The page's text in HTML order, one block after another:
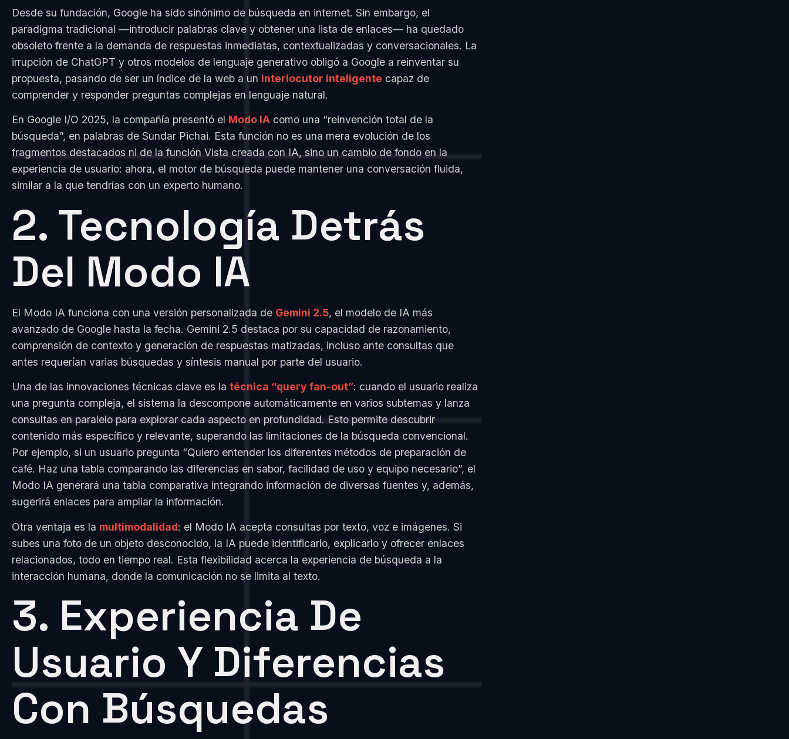
Desde su fundación, Google ha sido sinónimo de búsqueda en internet. Sin embargo, el
paradigma tradicional —introducir palabras clave y obtener una lista de enlaces— ha quedado
obsoleto frente a la demanda de respuestas inmediatas, contextualizadas y conversacionales. La
irrupción de ChatGPT y otros modelos de lenguaje generativo obligó a Google a reinventar su
propuesta, pasando de ser un índice de la web a un interlocutor inteligente capaz de
comprender y responder preguntas complejas en lenguaje natural.
En Google I/O 2025, la compañía presentó el Modo IA como una “reinvención total de la
búsqueda”, en palabras de Sundar Pichai. Esta función no es una mera evolución de los
fragmentos destacados ni de la función Vista creada con IA, sino un cambio de fondo en la
experiencia de usuario: ahora, el motor de búsqueda puede mantener una conversación fluida,
similar a la que tendrías con un experto humano.
2. Tecnología Detrás
Del Modo IA
El Modo IA funciona con una versión personalizada de Gemini 2.5, el modelo de IA más
avanzado de Google hasta la fecha. Gemini 2.5 destaca por su capacidad de razonamiento,
comprensión de contexto y generación de respuestas matizadas, incluso ante consultas que
antes requerían varias búsquedas y síntesis manual por parte del usuario.
Una de las innovaciones técnicas clave es la técnica “query fan-out”: cuando el usuario realiza
una pregunta compleja, el sistema la descompone automáticamente en varios subtemas y lanza
consultas en paralelo para explorar cada aspecto en profundidad. Esto permite descubrir
contenido más específico y relevante, superando las limitaciones de la búsqueda convencional.
Por ejemplo, si un usuario pregunta “Quiero entender los diferentes métodos de preparación de
café. Haz una tabla comparando las diferencias en sabor, facilidad de uso y equipo necesario”, el
Modo IA generará una tabla comparativa integrando información de diversas fuentes y, además,
sugerirá enlaces para ampliar la información.
Otra ventaja es la multimodalidad: el Modo IA acepta consultas por texto, voz e imágenes. Si
subes una foto de un objeto desconocido, la IA puede identificarlo, explicarlo y ofrecer enlaces
relacionados, todo en tiempo real. Esta flexibilidad acerca la experiencia de búsqueda a la
interacción humana, donde la comunicación no se limita al texto.
3. Experiencia De
Usuario Y Diferencias
Con Búsquedas